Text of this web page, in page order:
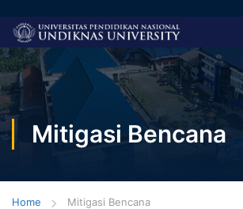
Mitigasi Bencana
Home Mitigasi Bencana